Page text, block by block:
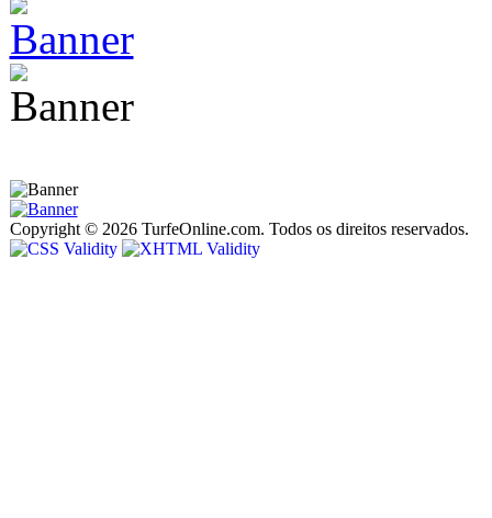
Copyright © 2026 TurfeOnline.com. Todos os direitos reservados.